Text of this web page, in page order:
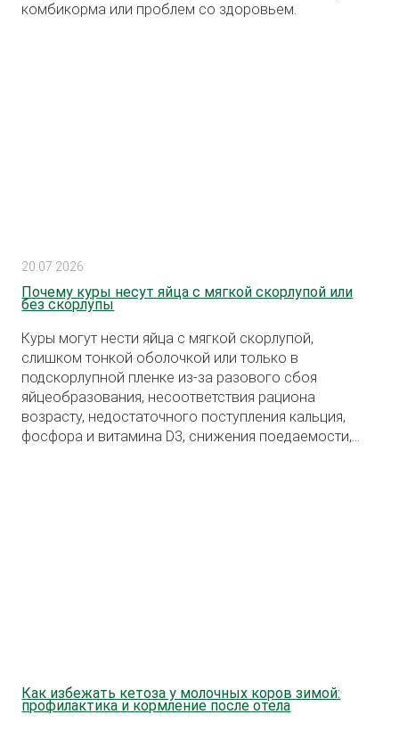
комбикорма или проблем со здоровьем.
20.07.2026
Почему куры несут яйца с мягкой скорлупой или
без скорлупы
Куры могут нести яйца с мягкой скорлупой,
слишком тонкой оболочкой или только в
подскорлупной пленке из-за разового сбоя
яйцеобразования, несоответствия рациона
возрасту, недостаточного поступления кальция,
фосфора и витамина D3, снижения поедаемости,
Как избежать кетоза у молочных коров зимой:
профилактика и кормление после отела